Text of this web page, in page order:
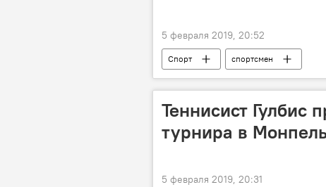
5 февраля 2019, 20:52
Спорт спортсмен
Теннисист Гулбис
турнира в
5 февраля 2019, 20:31